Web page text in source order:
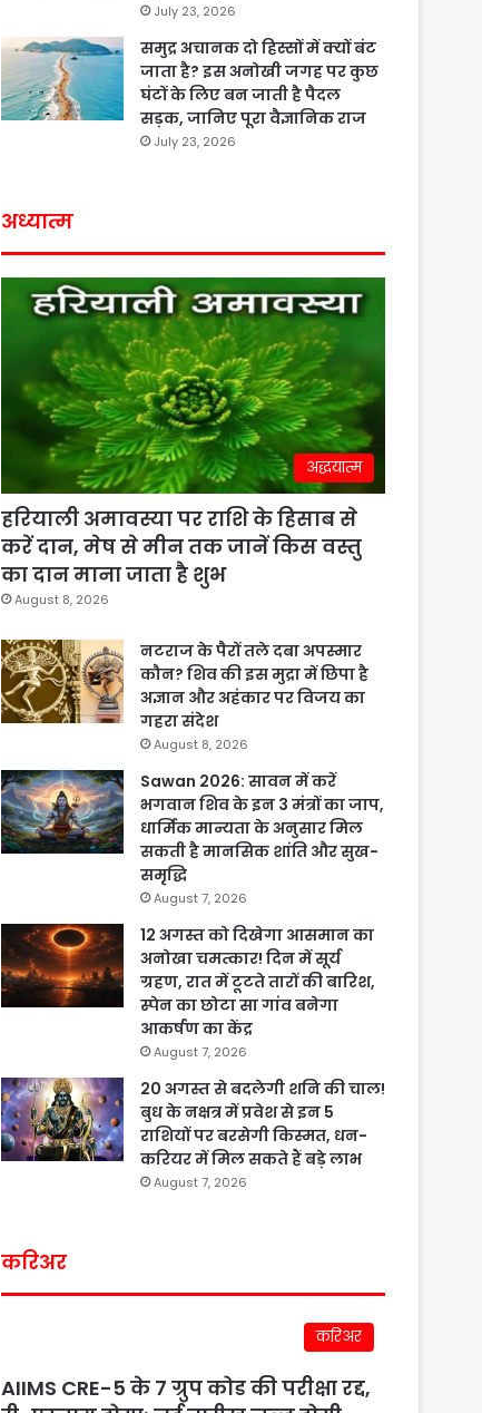
July 23, 2026
समुद्र अचानक दो हिस्सों में क्यों बंट
जाता है? इस अनोखी जगह पर कुछ
घंटों के लिए बन जाती है पैदल
सड़क, जानिए पूरा वैज्ञानिक राज
July 23, 2026
अध्यात्म
अद्धयात्म
हरियाली अमावस्या पर राशि के हिसाब से
करें दान, मेष से मीन तक जानें किस वस्तु
का दान माना जाता है शुभ
August 8, 2026
नटराज के पैरों तले दबा अपस्मार
कौन? शिव की इस मुद्रा में छिपा है
अज्ञान और अहंकार पर विजय का
गहरा संदेश
August 8, 2026
Sawan 2026: सावन में करें
भगवान शिव के इन 3 मंत्रों का जाप,
धार्मिक मान्यता के अनुसार मिल
सकती है मानसिक शांति और सुख-
समृद्धि
August 7, 2026
12 अगस्त को दिखेगा आसमान का
अनोखा चमत्कार! दिन में सूर्य
ग्रहण, रात में टूटते तारों की बारिश,
स्पेन का छोटा सा गांव बनेगा
आकर्षण का केंद्र
August 7, 2026
20 अगस्त से बदलेगी शनि की चाल!
बुध के नक्षत्र में प्रवेश से इन 5
राशियों पर बरसेगी किस्मत, धन-
करियर में मिल सकते हैं बड़े लाभ
August 7, 2026
करिअर
करिअर
AIIMS CRE-5 के 7 ग्रुप कोड की परीक्षा रद्द,